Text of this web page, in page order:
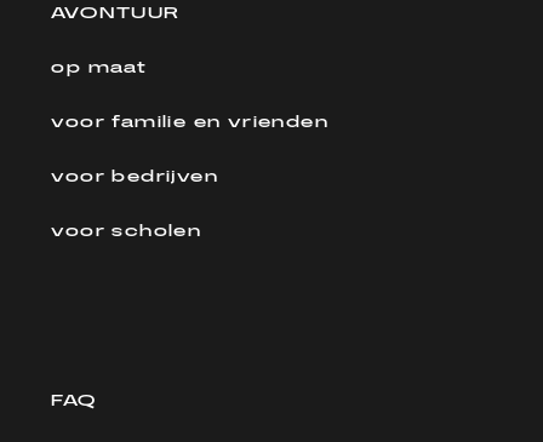
AVONTUUR
op maat
voor familie en vrienden
voor bedrijven
voor scholen
FAQ